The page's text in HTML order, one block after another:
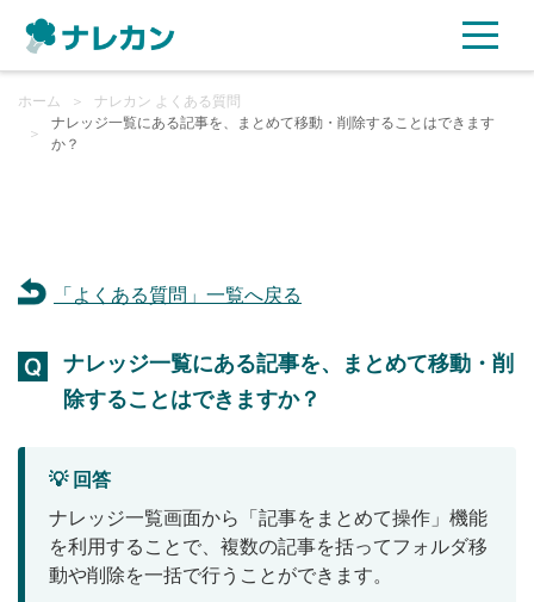
ご利用プラン
セキュリティ
充実サポート
無料トライアル
ホーム ＞
ナレカン よくある質問
＞
ナレッジ一覧にある記事を、まとめて移動・削除することはできます
か？
「よくある質問」一覧へ戻る
ナレッジ一覧にある記事を、まとめて移動・削
除することはできますか？
💡 回答
ナレッジ一覧画面から「記事をまとめて操作」機能
を利用することで、複数の記事を括ってフォルダ移
動や削除を一括で行うことができます。